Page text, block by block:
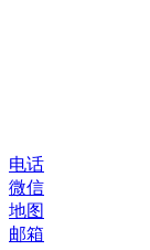
电话
微信
地图
邮箱